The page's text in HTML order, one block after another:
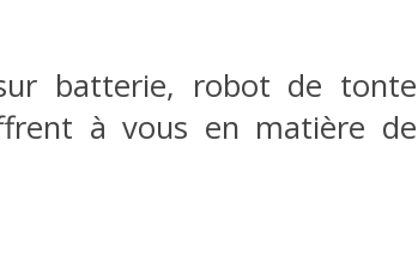
batterie, robot de tonte
à vous en matière de